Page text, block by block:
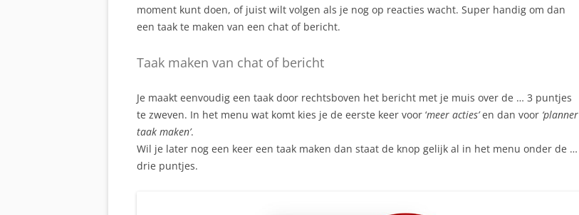
moment kunt doen, of juist wilt volgen als je nog op reacties wacht. Super handig om dan
een taak te maken van een chat of bericht.
Taak maken van chat of bericht
Je maakt eenvoudig een taak door rechtsboven het bericht met je muis over de … 3 puntjes
te zweven. In het menu wat komt kies je de eerste keer voor ‘meer acties’en dan voor ‘planner
taak maken’.
Wil je later nog een keer een taak maken dan staat de knop gelijk al in het menu onder de …
drie puntjes.